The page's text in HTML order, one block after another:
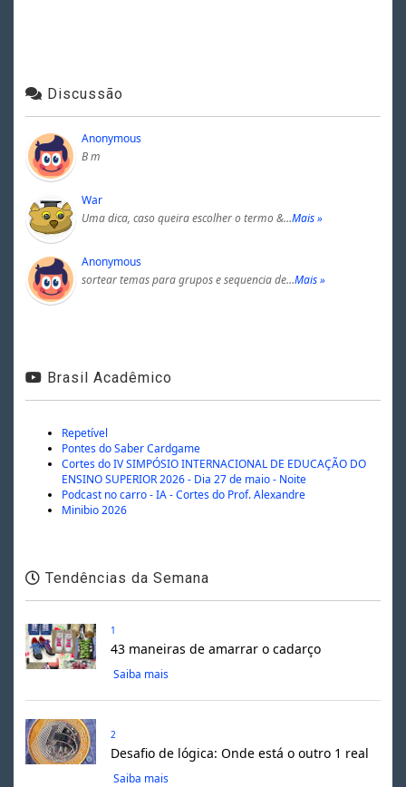
Discussão
Anonymous
B m
War
Uma dica, caso queira escolher o termo &…Mais »
Anonymous
sortear temas para grupos e sequencia de…Mais »
Brasil Acadêmico
Repetível
Pontes do Saber Cardgame
Cortes do IV SIMPÓSIO INTERNACIONAL DE EDUCAÇÃO DO
ENSINO SUPERIOR 2026 - Dia 27 de maio - Noite
Podcast no carro - IA - Cortes do Prof. Alexandre
Minibio 2026
Tendências da Semana
1
43 maneiras de amarrar o cadarço
Saiba mais
2
Desafio de lógica: Onde está o outro 1 real
Saiba mais